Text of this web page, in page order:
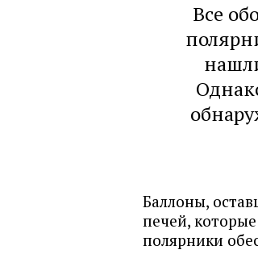
Все
Баллоны,
печей,
полярники